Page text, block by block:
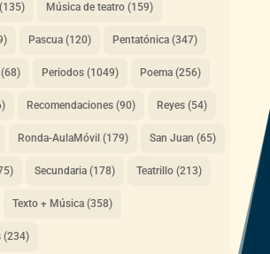
Música de teatro(159)
Pascua(120) Pentatónica(347)
Periodos(1049) Poema(256)
Recomendaciones(90) Reyes(54)
Ronda-AulaMóvil (179) San Juan (65)
Secundaria(178) Teatrillo(213)
Texto + Música(358)
(234)